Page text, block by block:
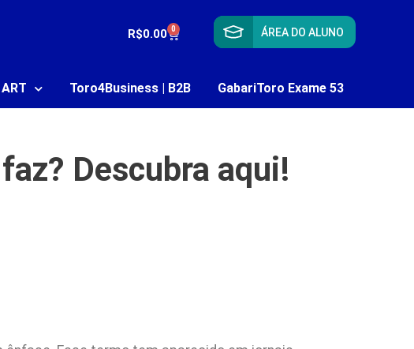
R$0.00 0 ÁREA DO ALUNO
Toro4Business | B2B GabariToro Exame 53
Descubra aqui!